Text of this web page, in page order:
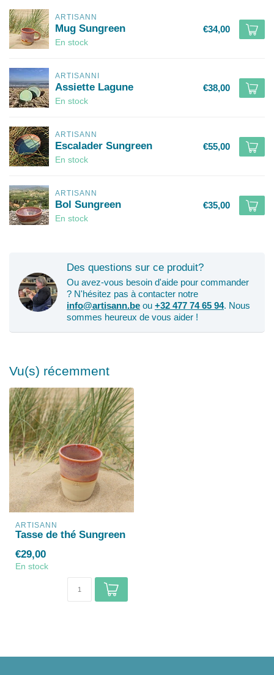
ARTISANN
Mug Sungreen
En stock
€34,00
ARTISANNI
Assiette Lagune
En stock
€38,00
ARTISANN
Escalader Sungreen
En stock
€55,00
ARTISANN
Bol Sungreen
En stock
€35,00
Des questions sur ce produit?
Ou avez-vous besoin d'aide pour commander
? N'hésitez pas à contacter notre
info@artisann.be ou +32 477 74 65 94. Nous
sommes heureux de vous aider !
Vu(s) récemment
ARTISANN
Tasse de thé Sungreen
€29,00
En stock